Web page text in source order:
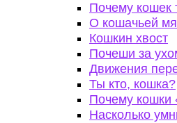
Почему кошек
О кошачьей
Кошкин хвост
Почеши за
Движения
Ты кто, кошка?
Почему кошки
Насколько